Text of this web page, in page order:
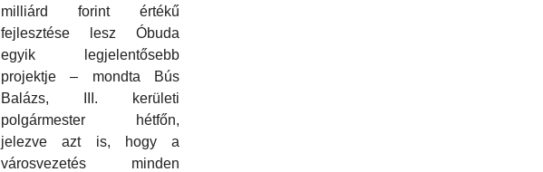
milliárd forint értékű
fejlesztése lesz Óbuda
egyik legjelentősebb
projektje – mondta Bús
Balázs, III. kerületi
polgármester hétfőn,
jelezve azt is, hogy a
városvezetés minden